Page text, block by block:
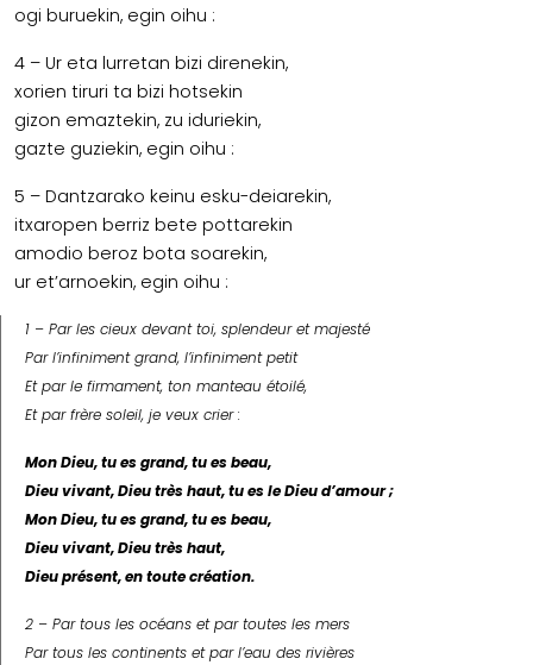
ogi buruekin, egin oihu :
4 – Ur eta lurretan bizi direnekin,
xorien tiruri ta bizi hotsekin
gizon emaztekin, zu iduriekin,
gazte guziekin, egin oihu :
5 – Dantzarako keinu esku-deiarekin,
itxaropen berriz bete pottarekin
amodio beroz bota soarekin,
ur et’arnoekin, egin oihu :
1 – Par les cieux devant toi, splendeur et majesté
Par l’infiniment grand, l’infiniment petit
Et par le firmament, ton manteau étoilé,
Et par frère soleil, je veux crier :
Mon Dieu, tu es grand, tu es beau,
Dieu vivant, Dieu très haut, tu es le Dieu d’amour ;
Mon Dieu, tu es grand, tu es beau,
Dieu vivant, Dieu très haut,
Dieu présent, en toute création.
2 – Par tous les océans et par toutes les mers
Par tous les continents et par l’eau des rivières